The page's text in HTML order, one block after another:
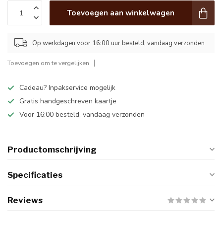
Toevoegen aan winkelwagen
Op werkdagen voor 16:00 uur besteld, vandaag verzonden
Toevoegen om te vergelijken
Cadeau? Inpakservice mogelijk
Gratis handgeschreven kaartje
Voor 16:00 besteld, vandaag verzonden
Productomschrijving
Specificaties
Reviews